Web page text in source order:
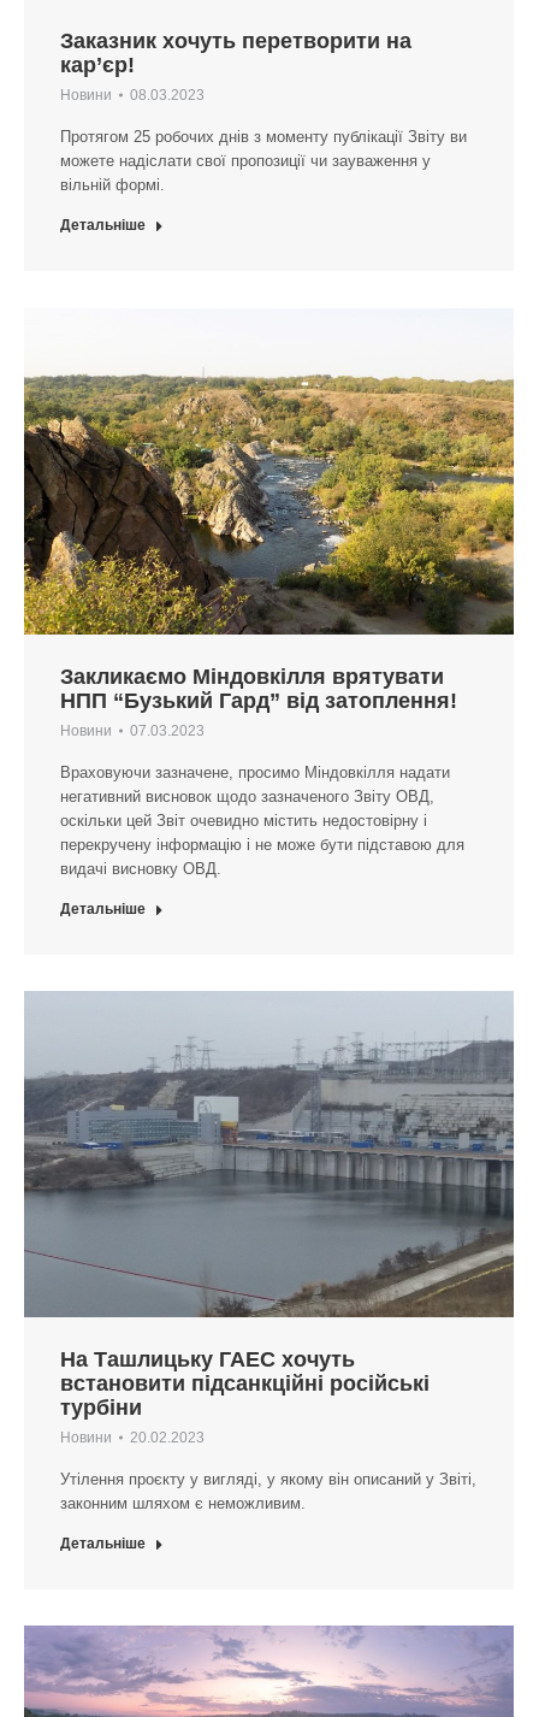
Заказник хочуть перетворити на
кар’єр!
Новини 08.03.2023
Протягом 25 робочих днів з моменту публікації Звіту ви
можете надіслати свої пропозиції чи зауваження у
вільній формі.
Детальніше
Закликаємо Міндовкілля врятувати
НПП “Бузький Гард” від затоплення!
Новини 07.03.2023
Враховуючи зазначене, просимо Міндовкілля надати
негативний висновок щодо зазначеного Звіту ОВД,
оскільки цей Звіт очевидно містить недостовірну і
перекручену інформацію і не може бути підставою для
видачі висновку ОВД.
Детальніше
На Ташлицьку ГАЕС хочуть
встановити підсанкційні російські
турбіни
Новини 20.02.2023
Утілення проєкту у вигляді, у якому він описаний у Звіті,
законним шляхом є неможливим.
Детальніше